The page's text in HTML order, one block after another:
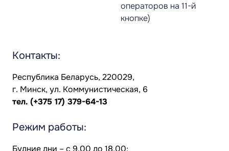
операторов на 11-й
кнопке)
Контакты:
Республика Беларусь, 220029,
г. Минск, ул. Коммунистическая, 6
тел. (+375 17) 379-64-13
Режим работы:
Будние дни – с 9.00 до 18.00;